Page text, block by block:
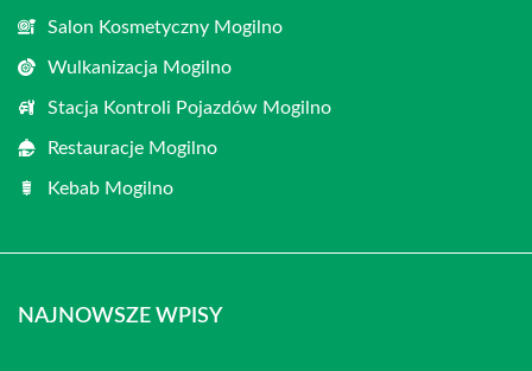
Salon Kosmetyczny Mogilno
Wulkanizacja Mogilno
Stacja Kontroli Pojazdów Mogilno
Restauracje Mogilno
Kebab Mogilno
NAJNOWSZE WPISY